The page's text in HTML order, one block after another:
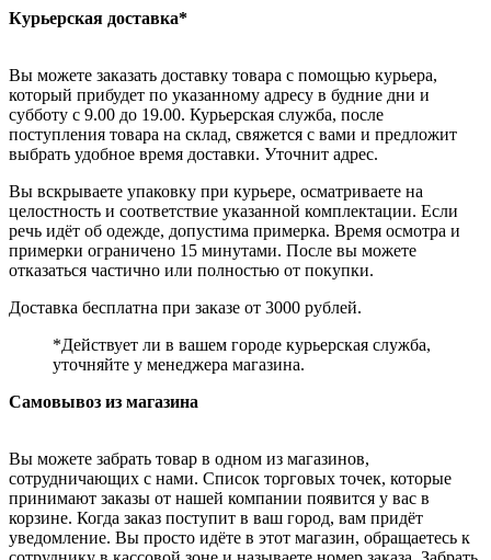
Курьерская доставка*
Вы можете заказать доставку товара с помощью курьера,
который прибудет по указанному адресу в будние дни и
субботу с 9.00 до 19.00. Курьерская служба, после
поступления товара на склад, свяжется с вами и предложит
выбрать удобное время доставки. Уточнит адрес.
Вы вскрываете упаковку при курьере, осматриваете на
целостность и соответствие указанной комплектации. Если
речь идёт об одежде, допустима примерка. Время осмотра и
примерки ограничено 15 минутами. После вы можете
отказаться частично или полностью от покупки.
Доставка бесплатна при заказе от 3000 рублей.
*Действует ли в вашем городе курьерская служба,
уточняйте у менеджера магазина.
Самовывоз из магазина
Вы можете забрать товар в одном из магазинов,
сотрудничающих с нами. Список торговых точек, которые
принимают заказы от нашей компании появится у вас в
корзине. Когда заказ поступит в ваш город, вам придёт
уведомление. Вы просто идёте в этот магазин, обращаетесь к